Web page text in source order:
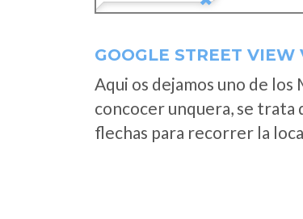
GOOGLE STREET
Aqui os dejamos uno de los
concocer unquera, se trata
flechas para recorrer la